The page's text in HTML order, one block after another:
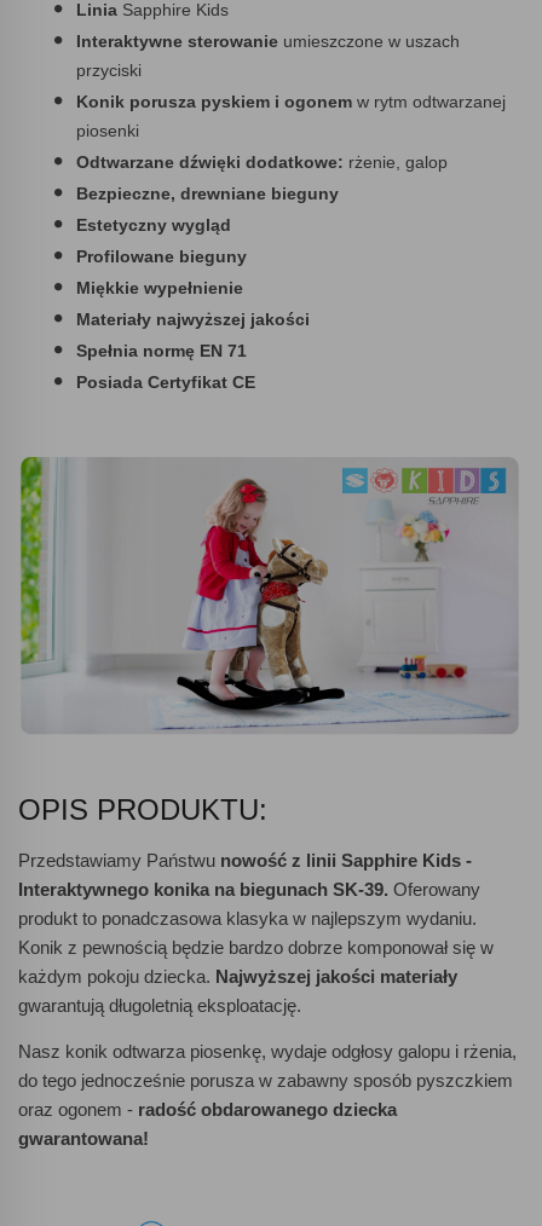
Linia Sapphire Kids
Interaktywne sterowanie umieszczone w uszach
przyciski
Konik porusza pyskiem i ogonem w rytm odtwarzanej
piosenki
Odtwarzane dźwięki dodatkowe: rżenie, galop
Bezpieczne, drewniane bieguny
Estetyczny wygląd
Profilowane bieguny
Miękkie wypełnienie
Materiały najwyższej jakości
Spełnia normę EN 71
Posiada Certyfikat CE
OPIS PRODUKTU:
Przedstawiamy Państwu nowość z linii Sapphire Kids -
Interaktywnego konika na biegunach SK-39. Oferowany
produkt to ponadczasowa klasyka w najlepszym wydaniu.
Konik z pewnością będzie bardzo dobrze komponował się w
każdym pokoju dziecka. Najwyższej jakości materiały
gwarantują długoletnią eksploatację.
Nasz konik odtwarza piosenkę, wydaje odgłosy galopu i rżenia,
do tego jednocześnie porusza w zabawny sposób pyszczkiem
oraz ogonem - radość obdarowanego dziecka
gwarantowana!